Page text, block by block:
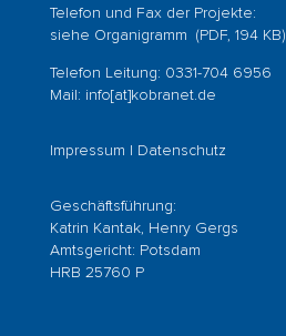
Telefon und Fax der Projekte:
siehe Organigramm (PDF, 194 KB)
Telefon Leitung: 0331-704 6956
Mail: info[at]kobranet.de
Impressum | Datenschutz
Geschäftsführung:
Katrin Kantak, Henry Gergs
Amtsgericht: Potsdam
HRB 25760 P